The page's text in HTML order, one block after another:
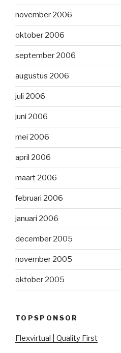
november 2006
oktober 2006
september 2006
augustus 2006
juli 2006
juni 2006
mei 2006
april 2006
maart 2006
februari 2006
januari 2006
december 2005
november 2005
oktober 2005
TOPSPONSOR
Flexvirtual | Quality First